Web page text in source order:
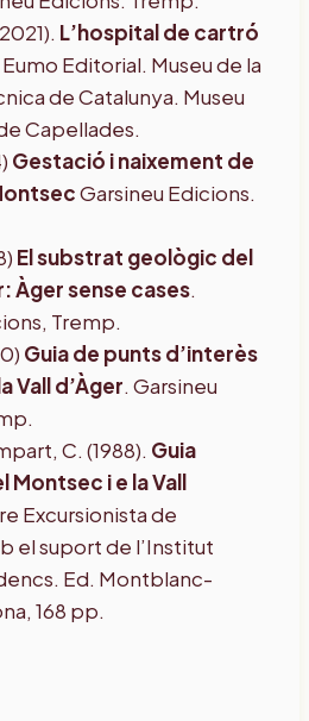
L’hospital de cartró
Eumo Editorial. Museu de la
de Catalunya. Museu
Capellades.
Gestació i naixement de
Garsineu Edicions.
El substrat geològic del
Àger sense cases.
Tremp.
Guia de punts d’interès
Vall d’Àger. Garsineu
C. (1988). Guia
Montsec i e la Vall
Excursionista de
el suport de l’Institut
Ed. Montblanc-
168 pp.